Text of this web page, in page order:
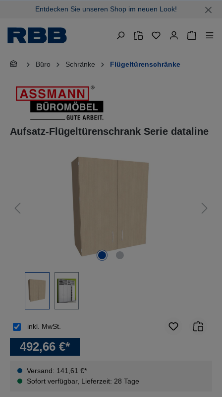
springenEntdecken Sie unseren Shop im neuen Look!
Büro Schränke Flügeltürenschränke
Aufsatz-Flügeltürenschrank Serie dataline
Bildergalerie überspringen
492,66 €*
Versand: 141,61 €*
Sofort verfügbar, Lieferzeit: 28 Tage
inkl. MwSt.